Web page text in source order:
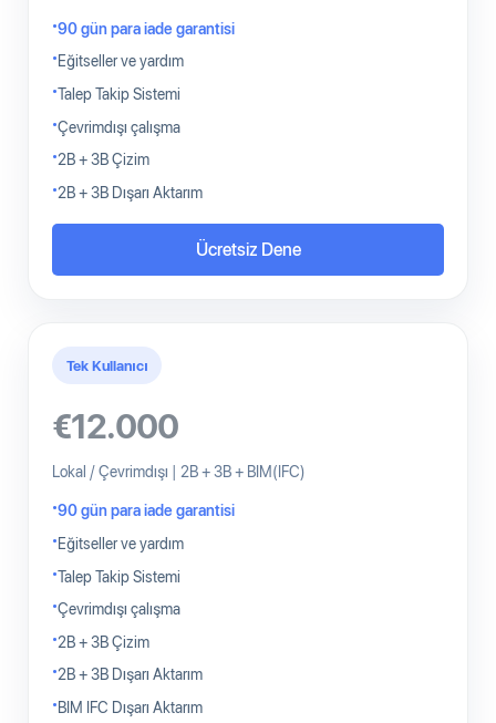
90 gün para iade garantisi
Eğitseller ve yardım
Talep Takip Sistemi
Çevrimdışı çalışma
2B + 3B Çizim
2B + 3B Dışarı Aktarım
Ücretsiz Dene
Tek Kullanıcı
€12.000
Lokal / Çevrimdışı | 2B + 3B + BIM(IFC)
90 gün para iade garantisi
Eğitseller ve yardım
Talep Takip Sistemi
Çevrimdışı çalışma
2B + 3B Çizim
2B + 3B Dışarı Aktarım
BIM IFC Dışarı Aktarım